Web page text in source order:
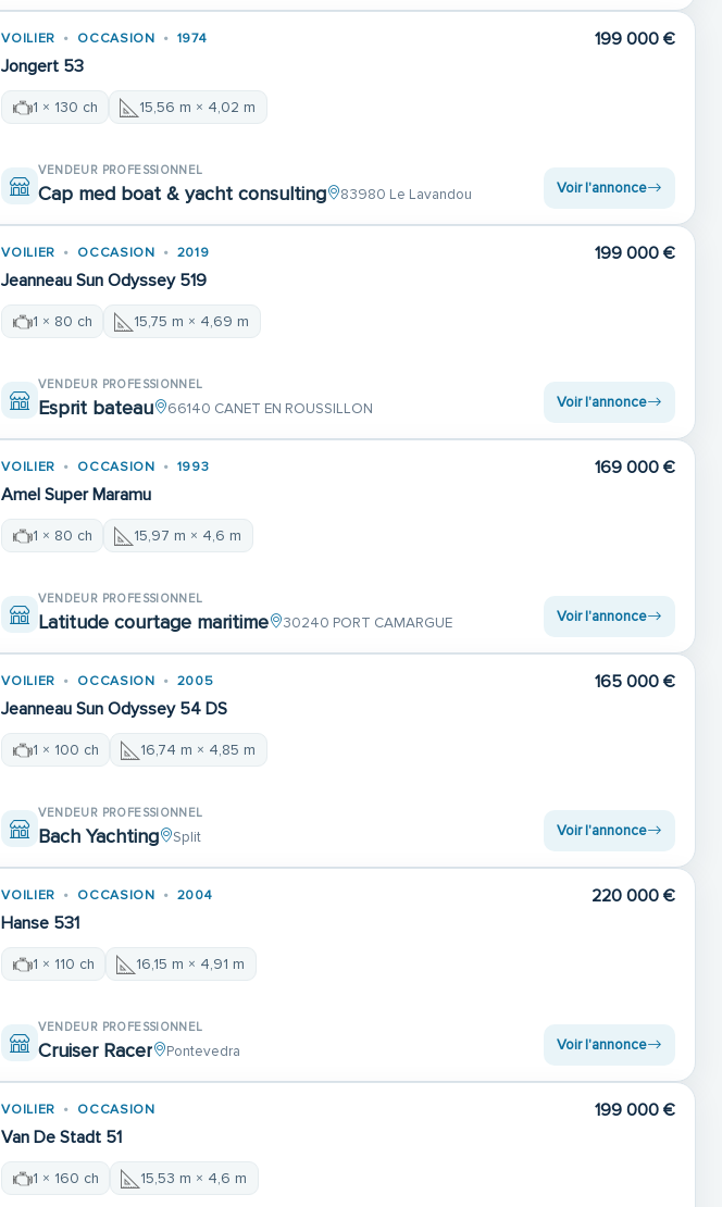
VOILIER OCCASION 1974
Jongert 53
199 000 €
1 × 130 ch 15,56 m × 4,02 m
VENDEUR PROFESSIONNEL
Cap med boat & yacht consulting 83980 Le Lavandou Voir l'annonce
VOILIER OCCASION 2019
Jeanneau Sun Odyssey 519
199 000 €
1 × 80 ch 15,75 m × 4,69 m
VENDEUR PROFESSIONNEL
Esprit bateau 66140 CANET EN ROUSSILLON Voir l'annonce
VOILIER OCCASION 1993
Amel Super Maramu
169 000 €
1 × 80 ch 15,97 m × 4,6 m
VENDEUR PROFESSIONNEL
Latitude courtage maritime 30240 PORT CAMARGUE Voir l'annonce
VOILIER OCCASION 2005
Jeanneau Sun Odyssey 54 DS
165 000 €
1 × 100 ch 16,74 m × 4,85 m
VENDEUR PROFESSIONNEL
Bach Yachting Split Voir l'annonce
VOILIER OCCASION 2004
Hanse 531
220 000 €
1 × 110 ch 16,15 m × 4,91 m
VENDEUR PROFESSIONNEL
Cruiser Racer Pontevedra Voir l'annonce
VOILIER OCCASION
Van De Stadt 51
199 000 €
1 × 160 ch 15,53 m × 4,6 m